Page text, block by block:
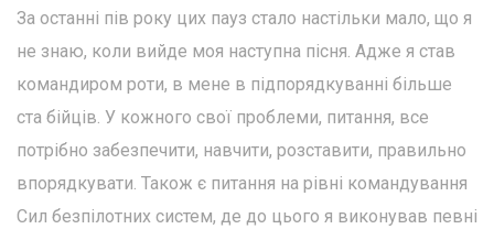
За останні пів року цих пауз стало настільки мало, що я
не знаю, коли вийде моя наступна пісня. Адже я став
командиром роти, в мене в підпорядкуванні більше
ста бійців. У кожного свої проблеми, питання, все
потрібно забезпечити, навчити, розставити, правильно
впорядкувати. Також є питання на рівні командування
Сил безпілотних систем, де до цього я виконував певні